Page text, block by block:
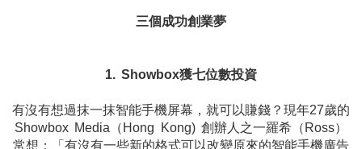
三個成功創業夢
1. Showbox獲七位數投資
有沒有想過抹一抹智能手機屏幕，就可以賺錢？現年27歲的
Showbox Media（Hong Kong) 創辦人之一羅希（Ross）
常想：「有沒有一些新的格式可以改變原來的智能手機廣告